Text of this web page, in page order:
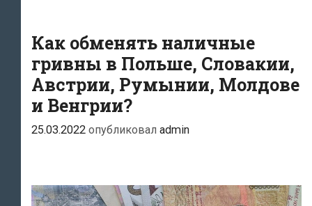
Как обменять наличные
гривны в Польше, Словакии,
Австрии, Румынии, Молдове
и Венгрии?
25.03.2022 опубликовал admin